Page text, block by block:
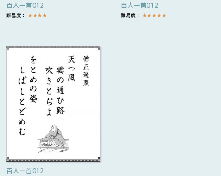
百人一首012
難易度： ★★★★
百人一首012
難易度： ★★★★★
百人一首012